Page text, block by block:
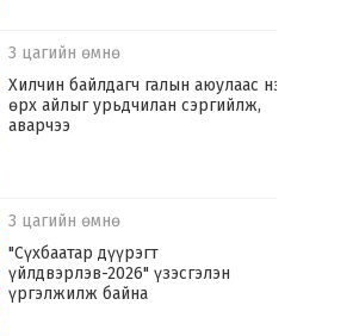
3 цагийн өмнө
Хилчин байлдагч галын аюулаас нэг
өрх айлыг урьдчилан сэргийлж,
аварчээ
3 цагийн өмнө
"Сүхбаатар дүүрэгт
үйлдвэрлэв-2026" үзэсгэлэн
үргэлжилж байна